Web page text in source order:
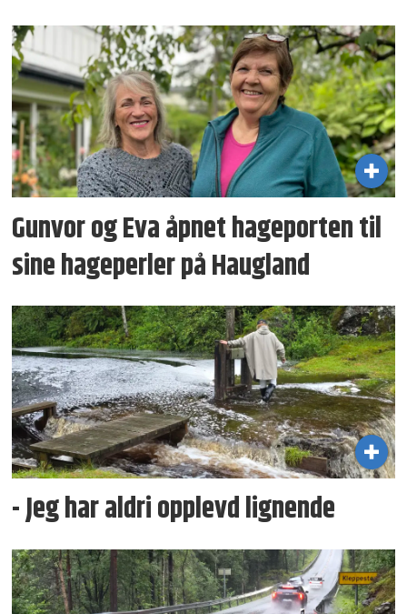
Gunvor og Eva åpnet hageporten til
sine hageperler på Haugland
- Jeg har aldri opplevd lignende